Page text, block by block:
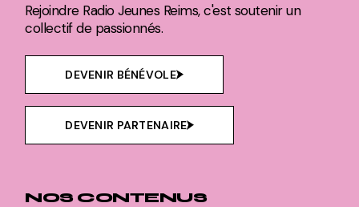
Rejoindre Radio Jeunes Reims, c'est soutenir un
collectif de passionnés.
DEVENIR BÉNÉVOLE
DEVENIR PARTENAIRE
NOS CONTENUS